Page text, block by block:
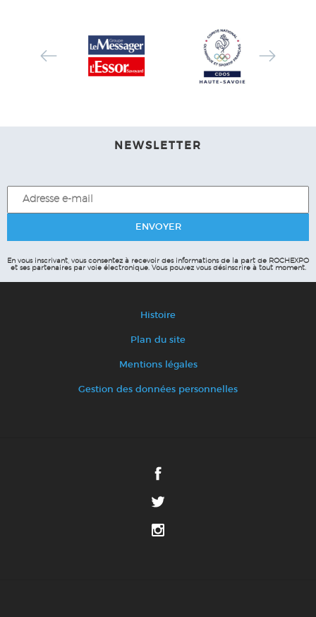
NEWSLETTER
En vous inscrivant, vous consentez à recevoir des informations de la part de ROCHEXPO
et ses partenaires par voie électronique.Vous pouvez vous désinscrire à tout moment.
Histoire
Plan du site
Mentions légales
Gestion des données personnelles